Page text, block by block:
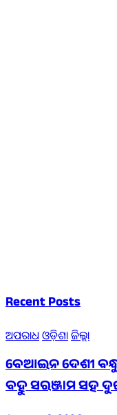
Recent Posts
ଅପରାଧ ଓଡ଼ିଶାଜିଲ୍ଲା
ବେଆଇନ ଦେଶୀ
ବହୁ ସରଞ୍ଜାମ ସହ